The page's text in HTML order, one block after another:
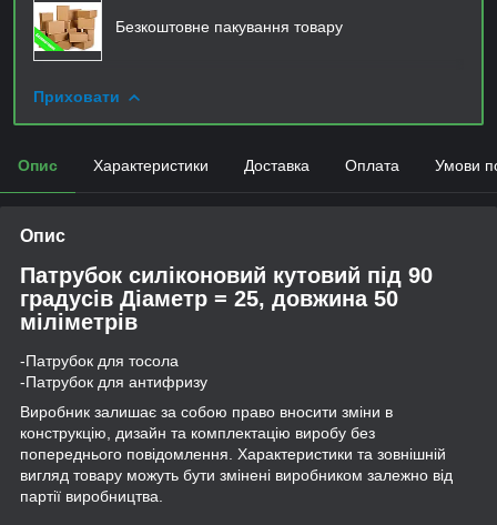
Безкоштовне пакування товару
Приховати
Опис Характеристики Доставка Оплата Умови
Опис
Патрубок силіконовий кутовий під 90
градусів Діаметр = 25, довжина 50
міліметрів
-Патрубок для тосола
-Патрубок для антифризу
Виробник залишає за собою право вносити зміни в
конструкцію, дизайн та комплектацію виробу без
попереднього повідомлення. Характеристики та зовнішній
вигляд товару можуть бути змінені виробником залежно від
партії виробництва.